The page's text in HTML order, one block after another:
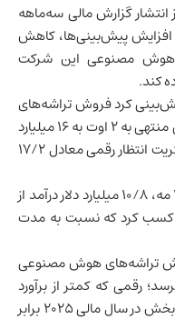
گزارش مالی سه‌ماهه
افزایش پیش‌بینی‌ها، کاهش
هوش مصنوعیاین شرکت
کند.
کرد فروش تراشه‌های
هوش مصنوعی آن در سه‌ماهه سوم مالی منتهی به ۲ اوت به ۱۶ میلیارد
دلار برسد. با این حال، تحلیلگران وال‌استریت انتظار رقمی معادل ۱۷/۲
برادکام در سه‌ماهه دوم مالی منتهی به ۳ مه، ۱۰/۸ میلیارد دلار درآمد از
کسب کرد که نسبت به مدت
تراشه‌های هوش مصنوعی
میلیارد دلار برسد؛ رقمی که کمتر از برآورد
۵۷/۶ میلیارد دلاری بازار بود. فروش این بخش در سال مالی ۲۰۲۵ برابر